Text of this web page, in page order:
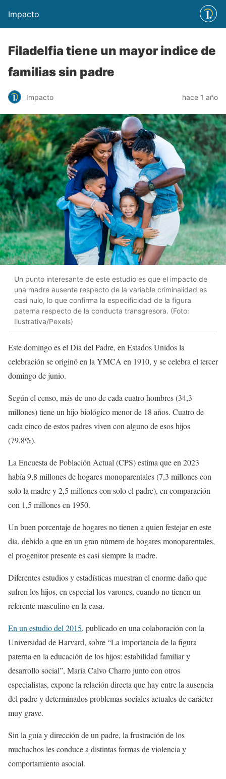
Impacto
Filadelfia tiene un mayor indice de
familias sin padre
Impacto hace 1 año
Un punto interesante de este estudio es que el impacto de
una madre ausente respecto de la variable criminalidad es
casi nulo, lo que confirma la especificidad de la figura
paterna respecto de la conducta transgresora. (Foto:
Ilustrativa/Pexels)
Este domingo es el Día del Padre, en Estados Unidos la
celebración se originó en la YMCA en 1910, y se celebra el tercer
domingo de junio.
Según el censo, más de uno de cada cuatro hombres (34,3
millones) tiene un hijo biológico menor de 18 años. Cuatro de
cada cinco de estos padres viven con alguno de esos hijos
(79,8%).
La ​​Encuesta de Población Actual (CPS) estima que en 2023
había 9,8 millones de hogares monoparentales (7,3 millones con
solo la madre y 2,5 millones con solo el padre), en comparación
con 1,5 millones en 1950.
Un buen porcentaje de hogares no tienen a quien festejar en este
día, debido a que en un gran número de hogares monoparentales,
el progenitor presente es casi siempre la madre.
Diferentes estudios y estadísticas muestran el enorme daño que
sufren los hijos, en especial los varones, cuando no tienen un
referente masculino en la casa.
En un estudio del 2015, publicado en una colaboración con la
Universidad de Harvard, sobre “La importancia de la figura
paterna en la educación de los hijos: estabilidad familiar y
desarrollo social”, María Calvo Charro junto con otros
especialistas, expone la relación directa que hay entre la ausencia
del padre y determinados problemas sociales actuales de carácter
muy grave.
Sin la guía y dirección de un padre, la frustración de los
muchachos les conduce a distintas formas de violencia y
comportamiento asocial.